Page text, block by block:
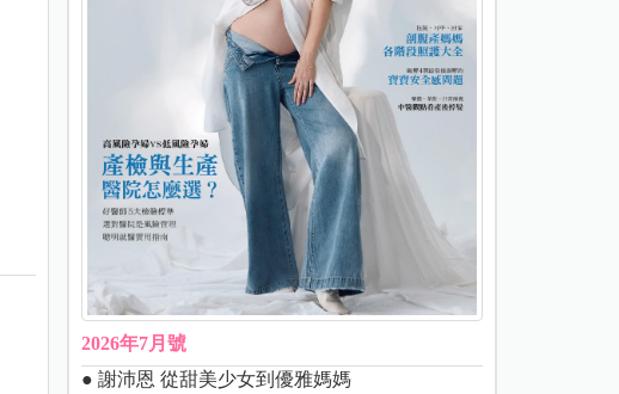
2026年7月號
● 謝沛恩 從甜美少女到優雅媽媽